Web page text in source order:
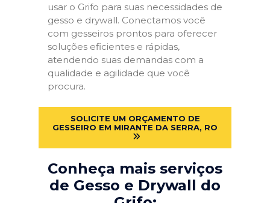
usar o Grifo para suas necessidades de
gesso e drywall. Conectamos você
com gesseiros prontos para oferecer
soluções eficientes e rápidas,
atendendo suas demandas com a
qualidade e agilidade que você
procura.
SOLICITE UM ORÇAMENTO DE
GESSEIRO EM MIRANTE DA SERRA, RO
Conheça mais serviços
de Gesso e Drywall do